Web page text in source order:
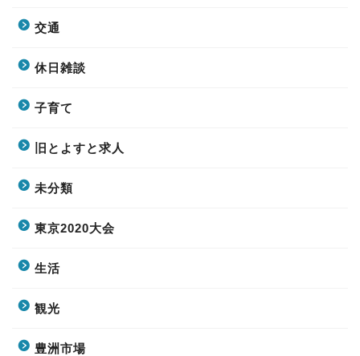
交通
休日雑談
子育て
旧とよすと求人
未分類
東京2020大会
生活
観光
豊洲市場